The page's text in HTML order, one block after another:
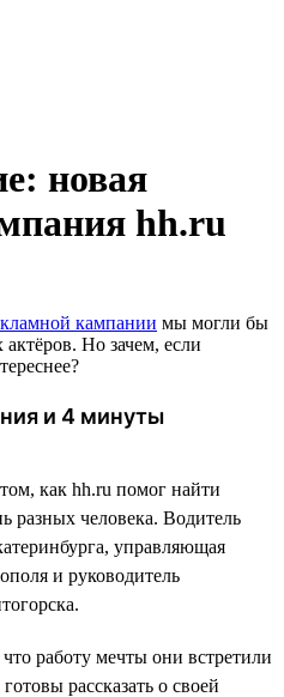
новая
hh.ru
кампании мы могли бы
Но зачем, если
и 4 минуты
как hh.ru помог найти
разных человека. Водитель
управляющая
и руководитель
работу мечты они встретили
рассказать о своей